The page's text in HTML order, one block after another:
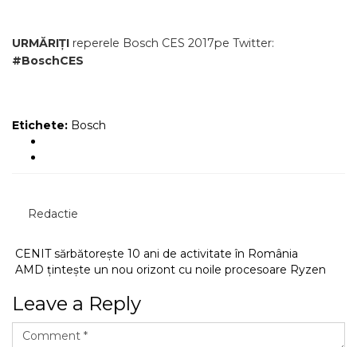
URMĂRIȚI reperele Bosch CES 2017pe Twitter:
#BoschCES
Etichete: Bosch
Redactie
CENIT sărbătorește 10 ani de activitate în România
AMD țintește un nou orizont cu noile procesoare Ryzen
Leave a Reply